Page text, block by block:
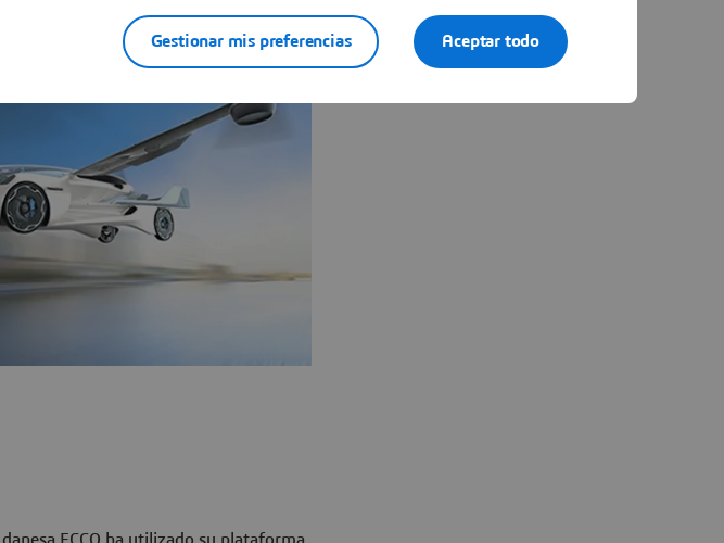
danesa ECCO ha utilizado su plataforma
Aceptar todo
Gestionar mis preferencias